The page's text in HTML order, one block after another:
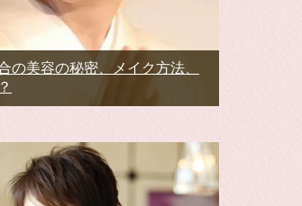
の美容の秘密、メイク方法、